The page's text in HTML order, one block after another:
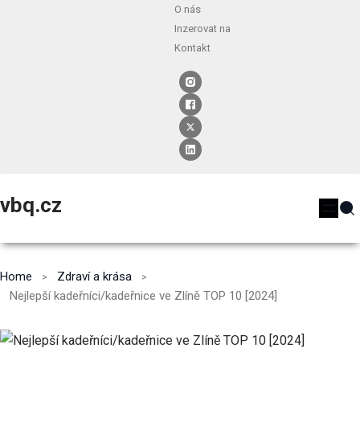
O nás
Inzerovat na
Kontakt
vbq.cz
Home
Zdraví a krása
Nejlepší kadeřníci/kadeřnice ve Zlíně TOP 10 [2024]